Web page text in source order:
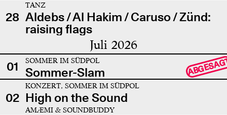
28
TANZ
Aldebs / Al Hakim / Caruso / Zünd:
raising flags
Juli 2026
01 SOMMER IM SÜDPOL
Sommer-Slam
02
KONZERT, SOMMER IM SÜDPOL
High on the Sound
AMÆMI & SOUNDBUDDY